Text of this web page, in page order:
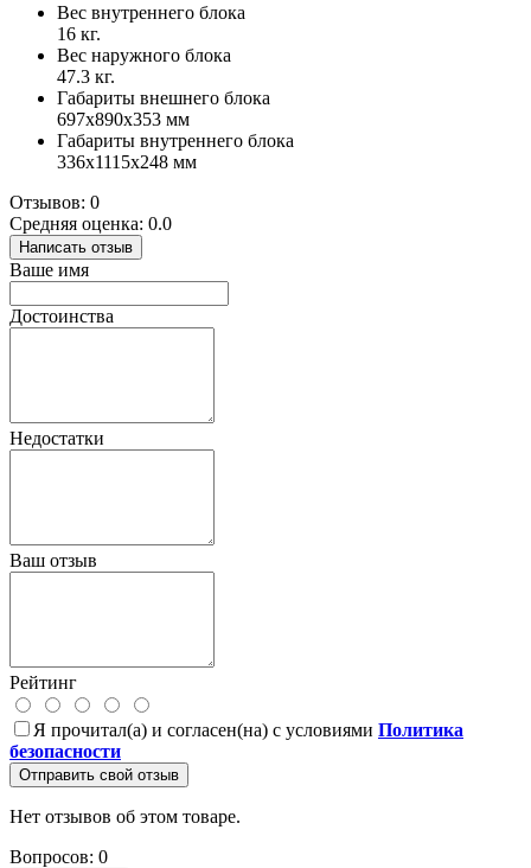
Вес внутреннего блока
16 кг.
Вес наружного блока
47.3 кг.
Габариты внешнего блока
697x890x353 мм
Габариты внутреннего блока
336x1115x248 мм
Отзывов: 0
Средняя оценка: 0.0
Написать отзыв
Ваше имя
Достоинства
Недостатки
Ваш отзыв
Рейтинг
Я прочитал(а) и согласен(на) с условиями Политика
безопасности
Отправить свой отзыв
Нет отзывов об этом товаре.
Вопросов: 0